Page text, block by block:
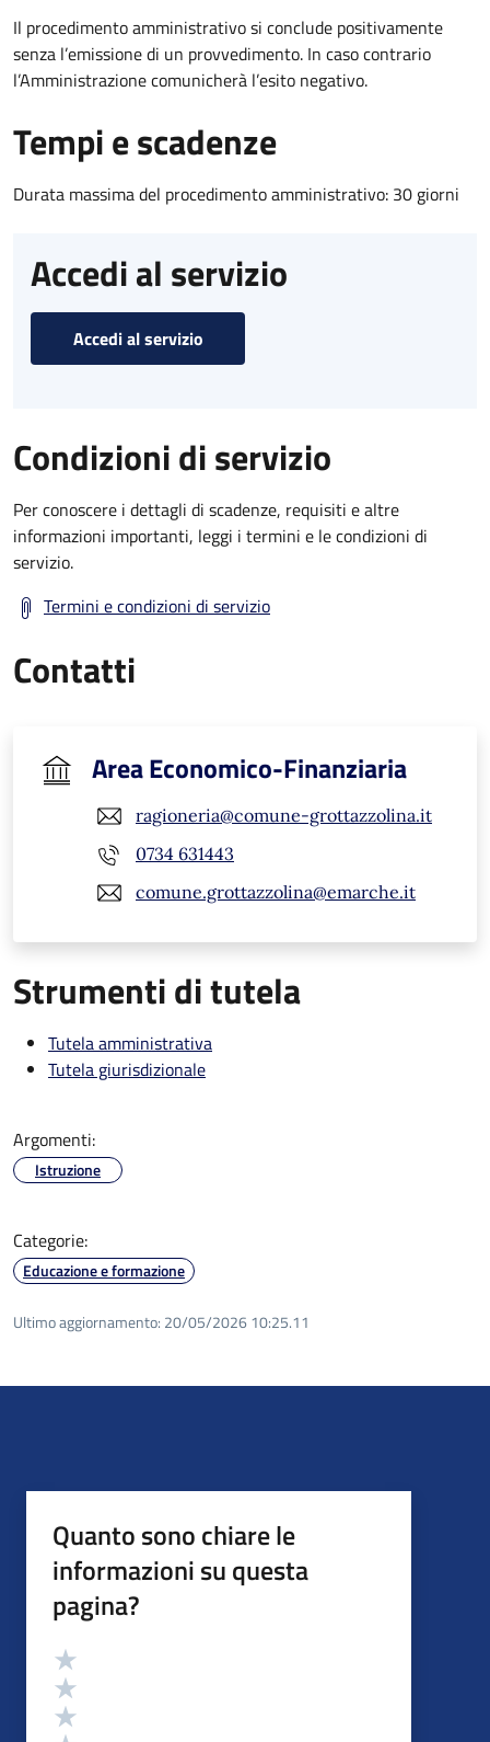
Il procedimento amministrativo si conclude positivamente
senza l’emissione di un provvedimento. In caso contrario
l’Amministrazione comunicherà l’esito negativo.
Tempi e scadenze
Durata massima del procedimento amministrativo: 30 giorni
Accedi al servizio
Accedi al servizio
Condizioni di servizio
Per conoscere i dettagli di scadenze, requisiti e altre
informazioni importanti, leggi i termini e le condizioni di
servizio.
Termini e condizioni di servizio
Contatti
Area Economico-Finanziaria
ragioneria@comune-grottazzolina.it
0734 631443
comune.grottazzolina@emarche.it
Strumenti di tutela
Tutela amministrativa
Tutela giurisdizionale
Argomenti:
Istruzione
Categorie:
Educazione e formazione
Ultimo aggiornamento: 20/05/2026 10:25.11
Quanto sono chiare le
informazioni su questa
pagina?
Valutazione